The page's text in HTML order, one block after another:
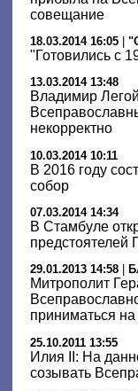
совещание
18.03.2014 16:05
"Готовились с
13.03.2014 13:48
Владимир
некорректно
10.03.2014 10:11
В 2016 году
собор
07.03.2014 14:34
В Стамбуле
29.01.2013 14:58
Митрополит
приниматься
25.10.2011 13:55
Илия II: На
созывать